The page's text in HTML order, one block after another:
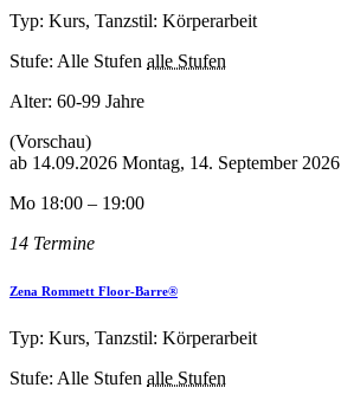
Typ: Kurs, Tanzstil: Körperarbeit
Stufe: Alle Stufen alle Stufen
Alter: 60-99 Jahre
(Vorschau)
ab 14.09.2026 Montag, 14. September 2026
Mo 18:00 – 19:00
14 Termine
Zena Rommett Floor-Barre®
Typ: Kurs, Tanzstil: Körperarbeit
Stufe: Alle Stufen alle Stufen